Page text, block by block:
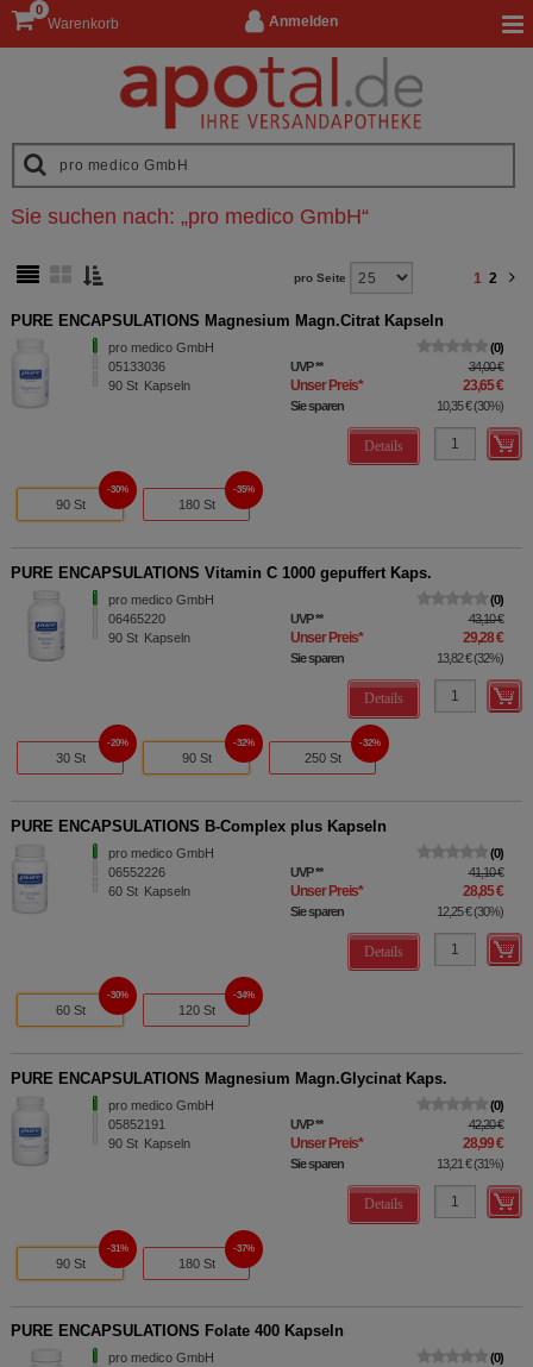
Anmelden
Warenkorb
0
Sie suchen nach: „pro medico GmbH“
pro Seite 1 2
PURE ENCAPSULATIONS Magnesium Magn.Citrat Kapseln
pro medico GmbH
05133036
90 St Kapseln
0
UVP** 34,00 €
Unser Preis* 23,65 €
Sie sparen 10,35 €(30%)
Details
90 St
30%
180 St
35%
PURE ENCAPSULATIONS Vitamin C 1000 gepuffert Kaps.
pro medico GmbH
06465220
90 St Kapseln
0
UVP** 43,10 €
Unser Preis* 29,28 €
Sie sparen 13,82 €(32%)
Details
30 St
20%
90 St
32%
250 St
32%
PURE ENCAPSULATIONS B-Complex plus Kapseln
pro medico GmbH
06552226
60 St Kapseln
0
UVP** 41,10 €
Unser Preis* 28,85 €
Sie sparen 12,25 €(30%)
Details
60 St
30%
120 St
34%
PURE ENCAPSULATIONS Magnesium Magn.Glycinat Kaps.
pro medico GmbH
05852191
90 St Kapseln
0
UVP** 42,20 €
Unser Preis* 28,99 €
Sie sparen 13,21 €(31%)
Details
90 St
31%
180 St
37%
PURE ENCAPSULATIONS Folate 400 Kapseln
pro medico GmbH
0